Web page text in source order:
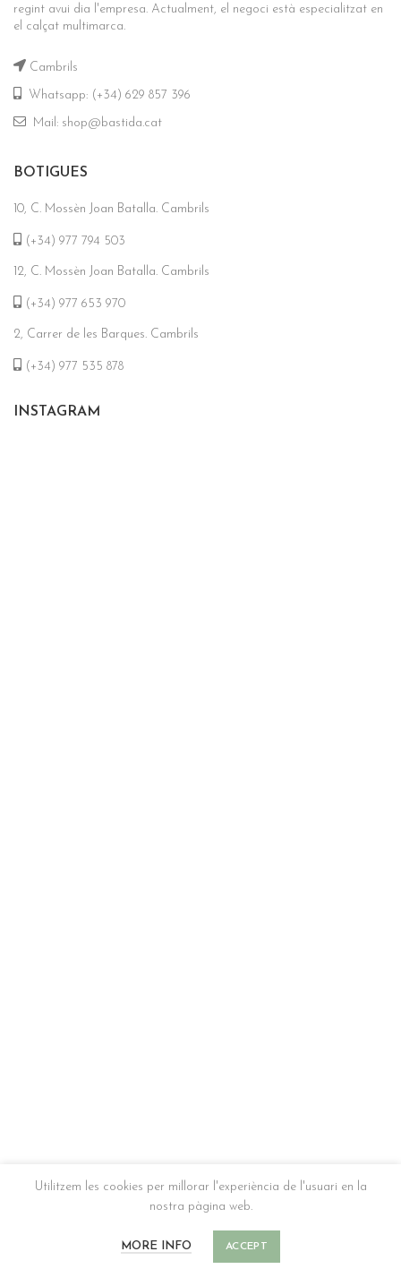
regint avui dia l'empresa. Actualment, el negoci està especialitzat en
el calçat multimarca.
Cambrils
Whatsapp: (+34) 629 857 396
Mail: shop@bastida.cat
BOTIGUES
10, C. Mossèn Joan Batalla. Cambrils
(+34) 977 794 503
12, C. Mossèn Joan Batalla. Cambrils
(+34) 977 653 970
2, Carrer de les Barques. Cambrils
(+34) 977 535 878
INSTAGRAM
Utilitzem les cookies per millorar l'experiència de l'usuari en la
nostra pàgina web.
MORE INFO ACCEPT